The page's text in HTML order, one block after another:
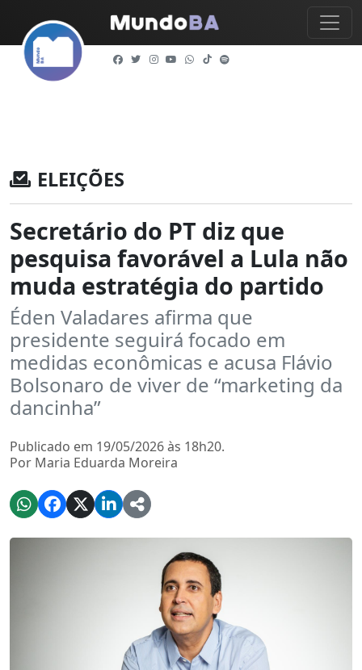
ELEIÇÕES
Secretário do PT diz que
pesquisa favorável a Lula não
muda estratégia do partido
Éden Valadares afirma que
presidente seguirá focado em
medidas econômicas e acusa Flávio
Bolsonaro de viver de “marketing da
dancinha”
Publicado em 19/05/2026 às 18h20.
Por Maria Eduarda Moreira